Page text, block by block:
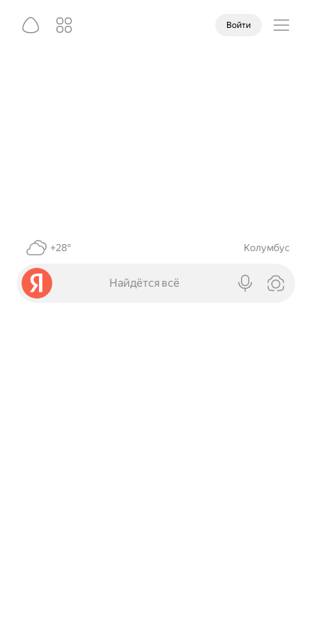
Войти
+28° Колумбус
Найдётся всё